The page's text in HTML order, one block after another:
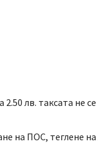
лв. таксата не
на ПОС, теглене